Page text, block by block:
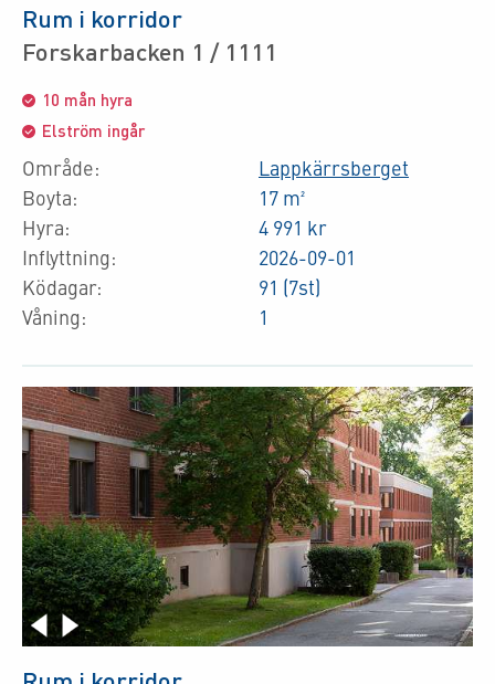
Rum i korridor
Forskarbacken 1 / 1111
10 mån hyra
Elström ingår
Område:
Boyta:
Hyra:
Inflyttning:
Ködagar:
Våning:
Lappkärrsberget
17 m²
4 991 kr
2026-09-01
91 (7st)
1